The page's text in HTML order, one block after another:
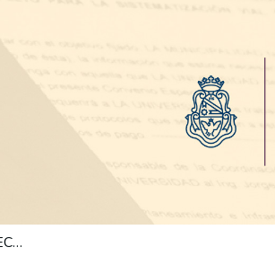
RD-2025-463-UNC-DEC#FCEFYN